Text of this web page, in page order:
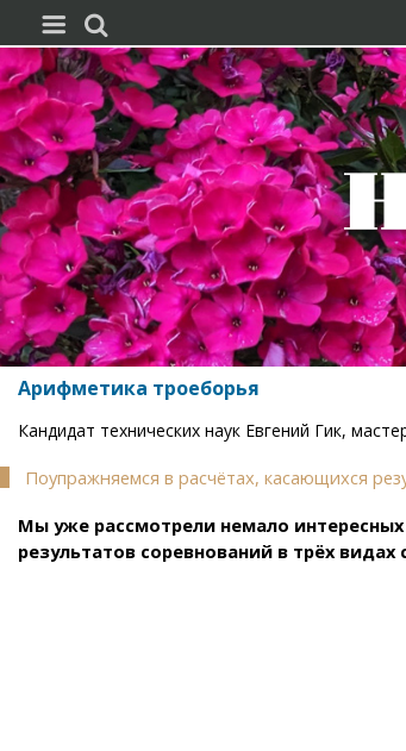
 
Арифметика троеборья
Кандидат технических наук Евгений Гик,
Поупражняемся в расчётах, касающихся
Мы уже рассмотрели немало
результатов соревнований в трёх